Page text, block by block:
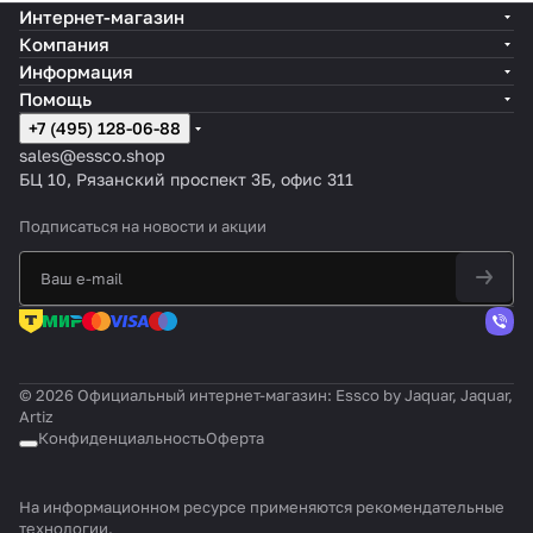
Интернет-магазин
Компания
Информация
Помощь
+7 (495) 128-06-88
sales@essco.shop
БЦ 10, Рязанский проспект 3Б, офис 311
Подписаться на новости и акции
© 2026 Официальный интернет-магазин: Essco by Jaquar, Jaquar,
Artiz
КонфиденциальностьОферта
На информационном ресурсе применяются рекомендательные
технологии.